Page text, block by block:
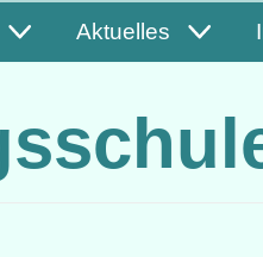
Aktuelles